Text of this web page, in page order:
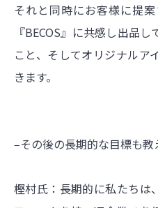
それと同時にお客様に提
『BECOS』に共感し出品
こと、そしてオリジナルア
きます。
‒その後の長期的な目標も教
樫村氏：長期的に私たちは